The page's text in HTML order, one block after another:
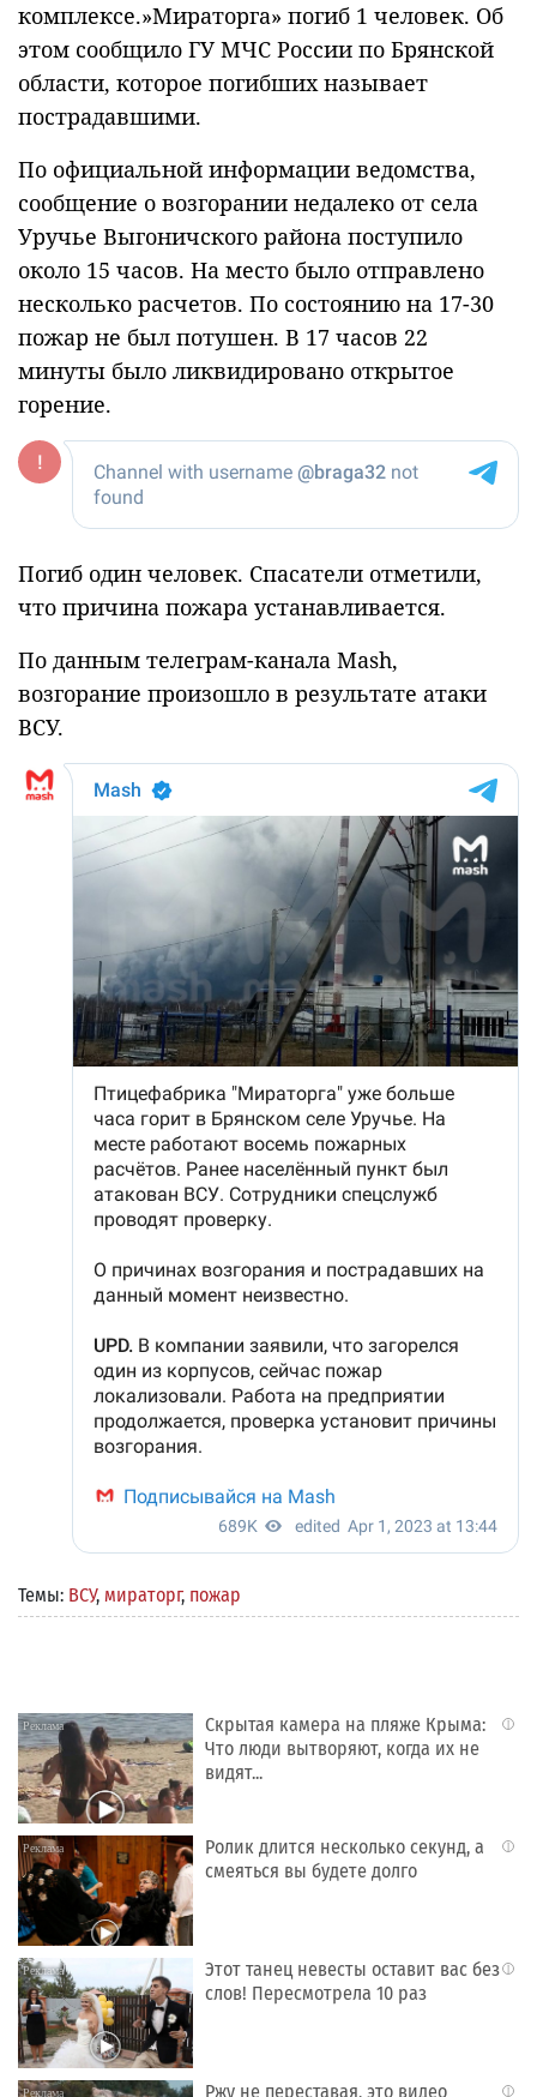
комплексе.»Мираторга» погиб 1 человек. Об
этом сообщило ГУ МЧС России по Брянской
области, которое погибших называет
пострадавшими.
По официальной информации ведомства,
сообщение о возгорании недалеко от села
Уручье Выгоничского района поступило
около 15 часов. На место было отправлено
несколько расчетов. По состоянию на 17-30
пожар не был потушен. В 17 часов 22
минуты было ликвидировано открытое
горение.
Погиб один человек. Спасатели отметили,
что причина пожара устанавливается.
По данным телеграм-канала Mash,
возгорание произошло в результате атаки
ВСУ.
Темы: ВСУ, мираторг, пожар
i
Скрытая камера на пляже Крыма:
Что люди вытворяют, когда их не
видят...
i
Ролик длится несколько секунд, а
смеяться вы будете долго
i
Этот танец невесты оставит вас без
слов! Пересмотрела 10 раз
i
Ржу не переставая, это видео